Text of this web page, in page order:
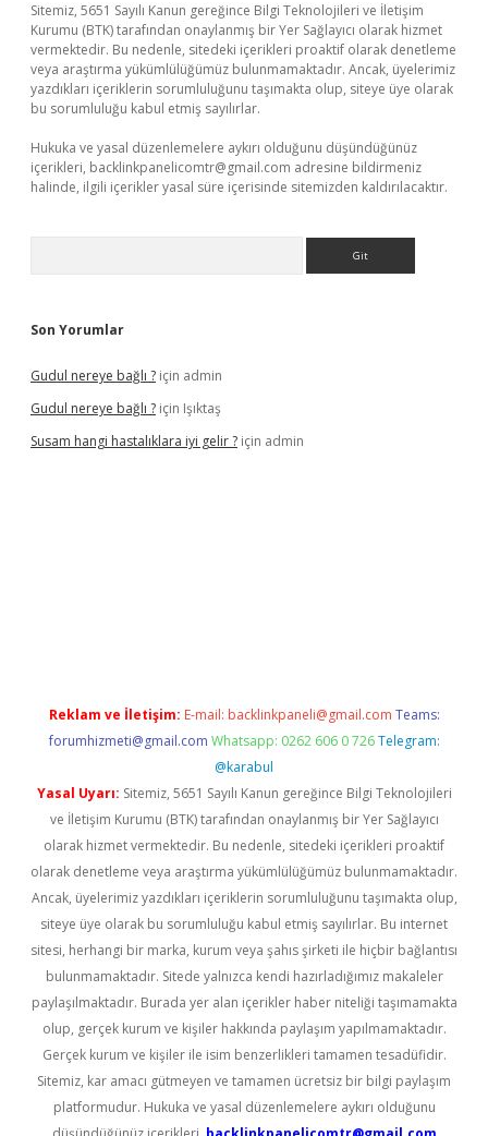
Sitemiz, 5651 Sayılı Kanun gereğince Bilgi Teknolojileri ve İletişim
Kurumu (BTK) tarafından onaylanmış bir Yer Sağlayıcı olarak hizmet
vermektedir. Bu nedenle, sitedeki içerikleri proaktif olarak denetleme
veya araştırma yükümlülüğümüz bulunmamaktadır. Ancak, üyelerimiz
yazdıkları içeriklerin sorumluluğunu taşımakta olup, siteye üye olarak
bu sorumluluğu kabul etmiş sayılırlar.
Hukuka ve yasal düzenlemelere aykırı olduğunu düşündüğünüz
içerikleri, backlinkpanelicomtr@gmail.com adresine bildirmeniz
halinde, ilgili içerikler yasal süre içerisinde sitemizden kaldırılacaktır.
Son Yorumlar
Gudul nereye bağlı ? için admin
Gudul nereye bağlı ? için Işıktaş
Susam hangi hastalıklara iyi gelir ? için admin
Reklam ve İletişim: E-mail: backlinkpaneli@gmail.com Teams:
forumhizmeti@gmail.com Whatsapp: 0262 606 0 726 Telegram:
@karabul
Yasal Uyarı: Sitemiz, 5651 Sayılı Kanun gereğince Bilgi Teknolojileri
ve İletişim Kurumu (BTK) tarafından onaylanmış bir Yer Sağlayıcı
olarak hizmet vermektedir. Bu nedenle, sitedeki içerikleri proaktif
olarak denetleme veya araştırma yükümlülüğümüz bulunmamaktadır.
Ancak, üyelerimiz yazdıkları içeriklerin sorumluluğunu taşımakta olup,
siteye üye olarak bu sorumluluğu kabul etmiş sayılırlar. Bu internet
sitesi, herhangi bir marka, kurum veya şahıs şirketi ile hiçbir bağlantısı
bulunmamaktadır. Sitede yalnızca kendi hazırladığımız makaleler
paylaşılmaktadır. Burada yer alan içerikler haber niteliği taşımamakta
olup, gerçek kurum ve kişiler hakkında paylaşım yapılmamaktadır.
Gerçek kurum ve kişiler ile isim benzerlikleri tamamen tesadüfidir.
Sitemiz, kar amacı gütmeyen ve tamamen ücretsiz bir bilgi paylaşım
platformudur. Hukuka ve yasal düzenlemelere aykırı olduğunu